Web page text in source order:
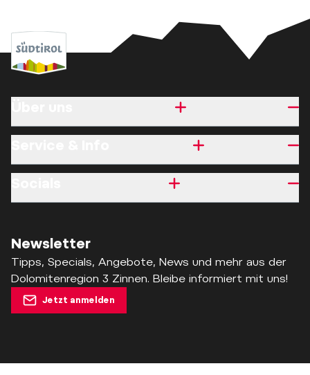
Newsletter
Tipps, Specials, Angebote, News und mehr aus der
Dolomitenregion 3 Zinnen. Bleibe informiert mit uns!
Jetzt anmelden